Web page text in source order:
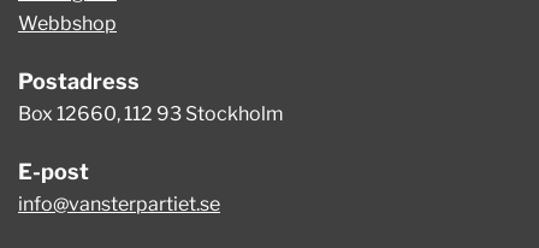
Webbshop
Postadress
Box 12660, 112 93 Stockholm
E-post
info@vansterpartiet.se